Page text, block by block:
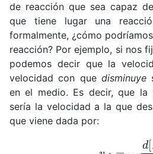
de reacción que sea capaz
que tiene lugar una
formalmente, ¿cómo
reacción? Por ejemplo, si nos
podemos decir que la
velocidad con que disminuye
en el medio. Es decir, que la
sería la velocidad a la que
que viene dada por:
A]